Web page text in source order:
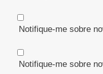
Notifique-me sobre
Notifique-me sobre